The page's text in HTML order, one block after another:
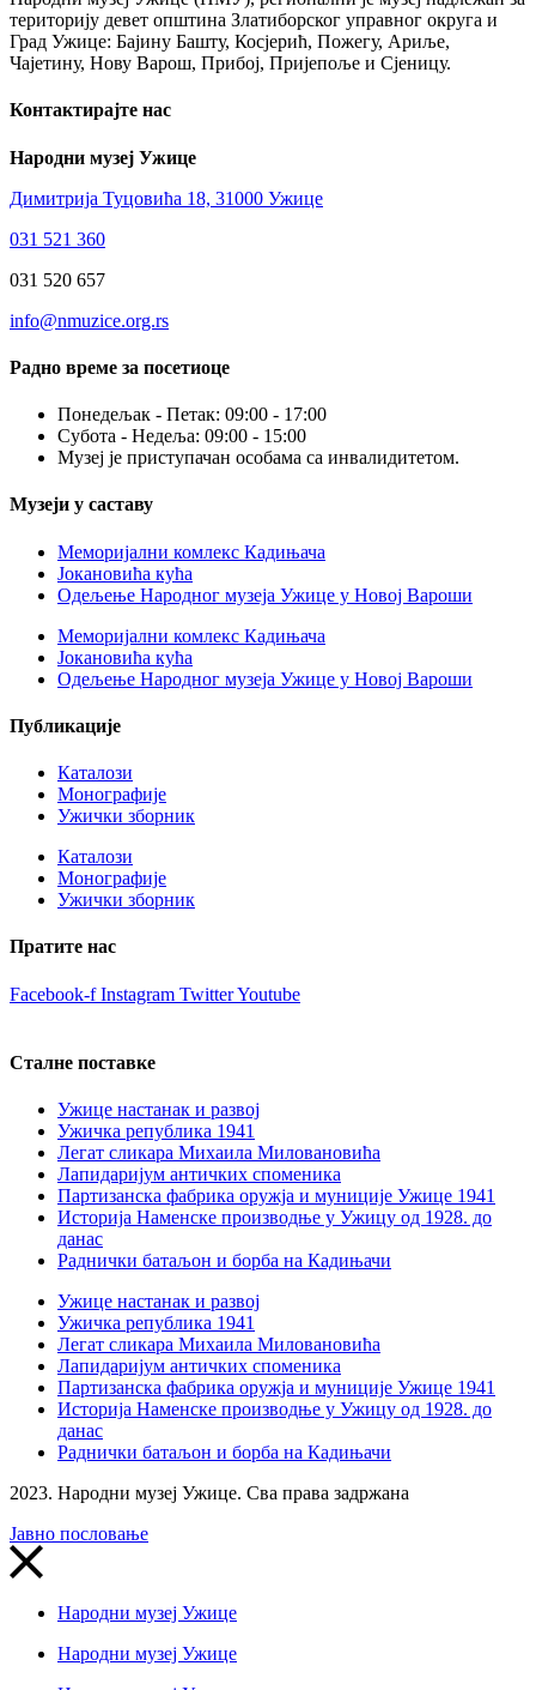
територију девет општина Златиборског управног округа и
Град Ужице: Бајину Башту, Косјерић, Пожегу, Ариље,
Чајетину, Нову Варош, Прибој, Пријепоље и Сјеницу.
Контактирајте нас
Народни музеј Ужице
Димитрија Туцовића 18, 31000 Ужице
031 521 360
031 520 657
info@nmuzice.org.rs
Радно време за посетиоце
Понедељак - Петак: 09:00 - 17:00
Субота - Недеља: 09:00 - 15:00
Музеј је приступачан особама са инвалидитетом.
Музеји у саставу
Меморијални комлекс Кадињача
Јокановића кућа
Oдељење Народног музеја Ужице у Новој Вароши
Меморијални комлекс Кадињача
Јокановића кућа
Oдељење Народног музеја Ужице у Новој Вароши
Публикације
Каталози
Монографије
Ужички зборник
Каталози
Монографије
Ужички зборник
Пратите нас
Facebook-f Instagram TwitterYoutube
Сталне поставке
Ужице настанак и развој
Ужичка република 1941
Легат сликара Михаила Миловановића
Лапидаријум античких споменика
Партизанска фабрика оружја и муниције Ужице 1941
Историја Наменске производње у Ужицу од 1928. до
данас
Раднички батаљон и борба на Кадињачи
Ужице настанак и развој
Ужичка република 1941
Легат сликара Михаила Миловановића
Лапидаријум античких споменика
Партизанска фабрика оружја и муниције Ужице 1941
Историја Наменске производње у Ужицу од 1928. до
данас
Раднички батаљон и борба на Кадињачи
2023. Народни музеј Ужице. Сва права задржана
Јавно пословање
Народни музеј Ужице
Народни музеј Ужице